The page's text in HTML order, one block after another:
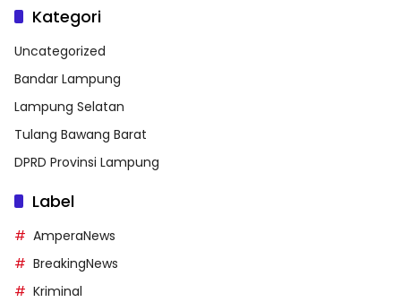
Kategori
Uncategorized
Bandar Lampung
Lampung Selatan
Tulang Bawang Barat
DPRD Provinsi Lampung
Label
AmperaNews
BreakingNews
Kriminal